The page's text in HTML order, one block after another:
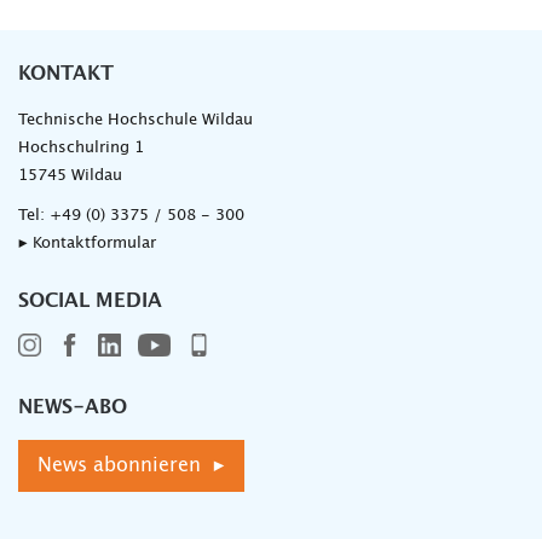
KONTAKT
Technische Hochschule Wildau
Hochschulring 1
15745 Wildau
Tel: +49 (0) 3375 / 508 - 300
▸ Kontaktformular
SOCIAL MEDIA
NEWS-ABO
News abonnieren ▸